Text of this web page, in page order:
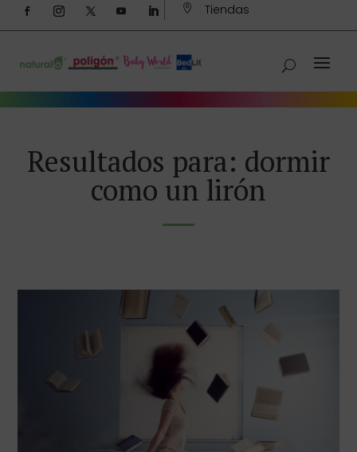
 Tiendas
Resultados para: dormir
como un lirón